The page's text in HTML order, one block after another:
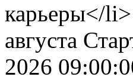
карьеры</
августа
2026